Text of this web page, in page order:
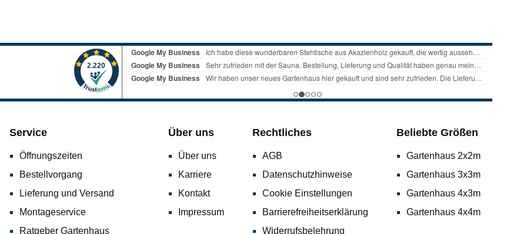
Service
Öffnungszeiten
Bestellvorgang
Lieferung und Versand
Montageservice
Ratgeber Gartenhaus
Über uns
Über uns
Karriere
Kontakt
Impressum
Rechtliches
AGB
Datenschutzhinweise
Cookie Einstellungen
Barrierefreiheitserklärung
Widerrufsbelehrung
Beliebte Größen
Gartenhaus 2x2m
Gartenhaus 3x3m
Gartenhaus 4x3m
Gartenhaus 4x4m